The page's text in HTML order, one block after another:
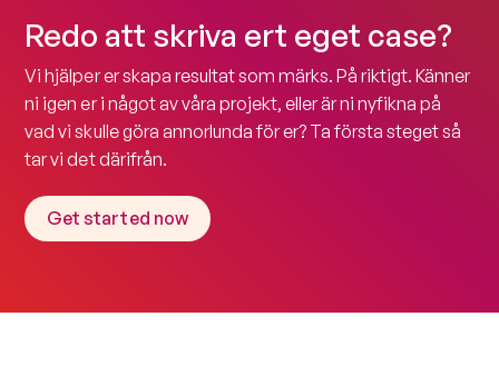
Redo att skriva ert eget case?
Vi hjälper er skapa resultat som märks. På riktigt. Känner
ni igen er i något av våra projekt, eller är ni nyfikna på
vad vi skulle göra annorlunda för er? Ta första steget så
tar vi det därifrån.
Get started now